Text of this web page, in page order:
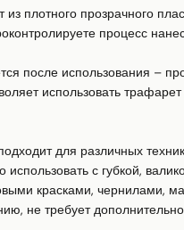
плотного прозрачного
процесс
после использования –
использовать
для различных
с губкой,
красками, чернилами,
не требует